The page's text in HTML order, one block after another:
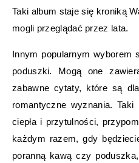
Taki album staje się kroniką
mogli przeglądać przez lata.
Innym popularnym wyborem
poduszki. Mogą one
zabawne cytaty, które są
romantyczne wyznania.
ciepła i przytulności,
każdym razem, gdy
poranną kawą czy